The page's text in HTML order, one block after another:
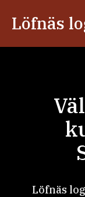
Löfnäs
Löfnäs